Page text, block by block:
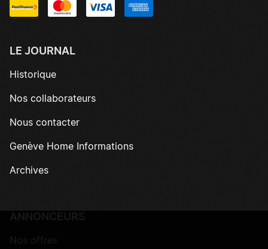
LE JOURNAL
Historique
Nos collaborateurs
Nous contacter
Genève Home Informations
Archives